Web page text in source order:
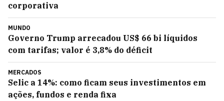
corporativa
MUNDO
Governo Trump arrecadou US$ 66 bi líquidos
com tarifas; valor é 3,8% do déficit
MERCADOS
Selic a 14%: como ficam seus investimentos em
ações, fundos e renda fixa